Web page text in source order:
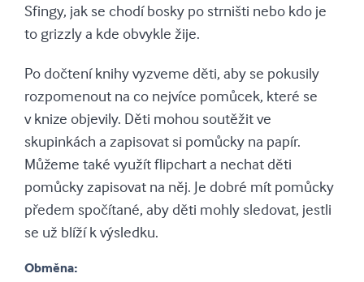
Sfingy, jak se chodí bosky po strništi nebo kdo je
to grizzly a kde obvykle žije.
Po dočtení knihy vyzveme děti, aby se pokusily
rozpomenout na co nejvíce pomůcek, které se
v knize objevily. Děti mohou soutěžit ve
skupinkách a zapisovat si pomůcky na papír.
Můžeme také využít flipchart a nechat děti
pomůcky zapisovat na něj. Je dobré mít pomůcky
předem spočítané, aby děti mohly sledovat, jestli
se už blíží k výsledku.
Obměna: